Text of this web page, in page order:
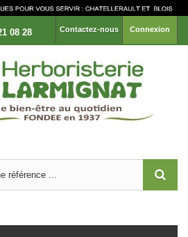
Connexion
Contactez-nous
08 28